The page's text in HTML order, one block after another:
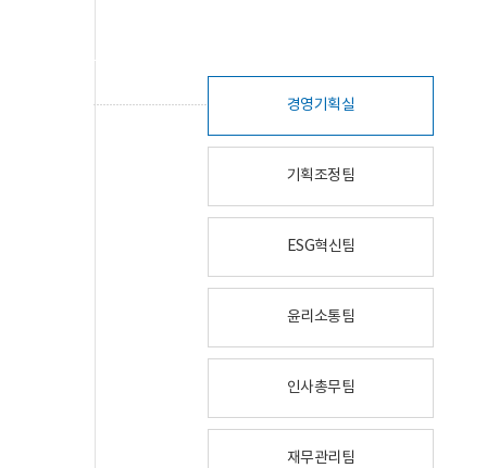
경영기획실
기획조정팀
ESG혁신팀
윤리소통팀
인사총무팀
재무관리팀